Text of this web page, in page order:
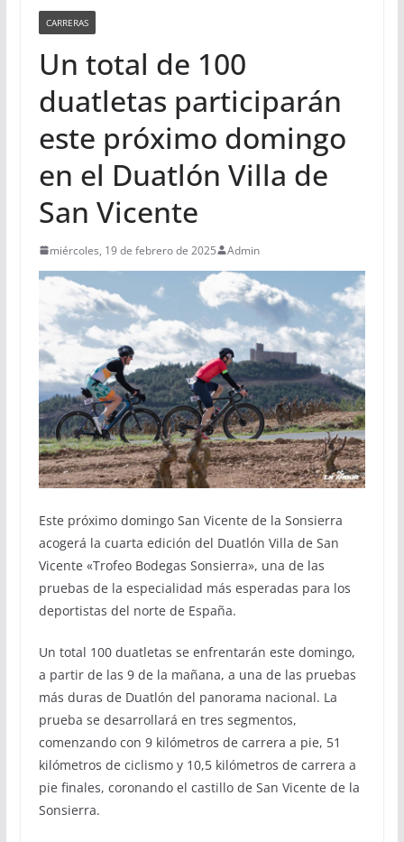
CARRERAS
Un total de 100
duatletas participarán
este próximo domingo
en el Duatlón Villa de
San Vicente
miércoles, 19 de febrero de 2025 Admin
Este próximo domingo San Vicente de la Sonsierra
acogerá la cuarta edición del Duatlón Villa de San
Vicente «Trofeo Bodegas Sonsierra», una de las
pruebas de la especialidad más esperadas para los
deportistas del norte de España.
Un total 100 duatletas se enfrentarán este domingo,
a partir de las 9 de la mañana, a una de las pruebas
más duras de Duatlón del panorama nacional. La
prueba se desarrollará en tres segmentos,
comenzando con 9 kilómetros de carrera a pie, 51
kilómetros de ciclismo y 10,5 kilómetros de carrera a
pie finales, coronando el castillo de San Vicente de la
Sonsierra.